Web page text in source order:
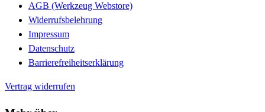
AGB (Werkzeug Webstore)
Widerrufsbelehrung
Impressum
Datenschutz
Barrierefreiheitserklärung
Vertrag widerrufen